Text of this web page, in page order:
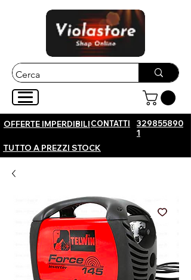
OFFERTE IMPERDIBILICONTATTI
329855890
1
TUTTO A PREZZI STOCK